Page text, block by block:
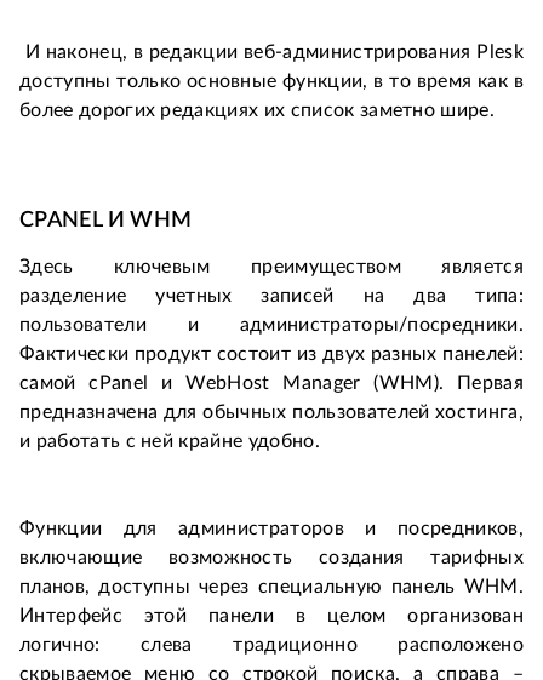
И наконец, в редакции веб-администрирования Plesk
доступны только основные функции, в то время как в
более дорогих редакциях их список заметно шире.
CPANEL И WHM
Здесь ключевым преимуществом является
разделение учетных записей на два типа:
пользователи и администраторы/посредники.
Фактически продукт состоит из двух разных панелей:
самой cPanel и WebHost Manager (WHM). Первая
предназначена для обычных пользователей хостинга,
и работать с ней крайне удобно.
Функции для администраторов и посредников,
включающие возможность создания тарифных
планов, доступны через специальную панель WHM.
Интерфейс этой панели в целом организован
логично: слева традиционно расположено
скрываемое меню со строкой поиска, а справа –